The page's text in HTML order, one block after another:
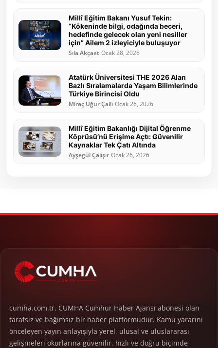
Millî Eğitim Bakanı Yusuf Tekin:
“Kökeninde bilgi, odağında beceri,
hedefinde gelecek olan yeni nesiller
için” Ailem 2 izleyiciyle buluşuyor
Sıla Akçaat Ocak 28, 2026
Atatürk Üniversitesi THE 2026 Alan
Bazlı Sıralamalarda Yaşam Bilimlerinde
Türkiye Birincisi Oldu
Miraç Uğur Çallı Ocak 26, 2026
Millî Eğitim Bakanlığı Dijital Öğrenme
Köprüsü’nü Erişime Açtı: Güvenilir
Kaynaklar Tek Çatı Altında
Ayşegül Çalışır Ocak 26, 2026
cumha.com.tr, CUMHA Cumhur Haber Ajansı abonesi olan
tarafsız ve bağımsız bir haber platformudur. Kamu yararını
önceleyen yayın anlayışıyla yerel, ulusal ve uluslararası
gelişmeleri okurlarına güvenilir, hızlı ve doğru biçimde